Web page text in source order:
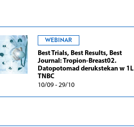
WEBINAR
Best Trials, Best Results, Best
Journal: Tropion-Breast02.
Datopotomad derukstekan w 1L
TNBC
10/09 - 29/10